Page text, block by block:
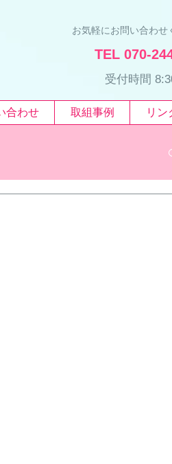
お気軽にお問い合わせ
TEL 070-
受付時間
合わせ 取組事例 リン